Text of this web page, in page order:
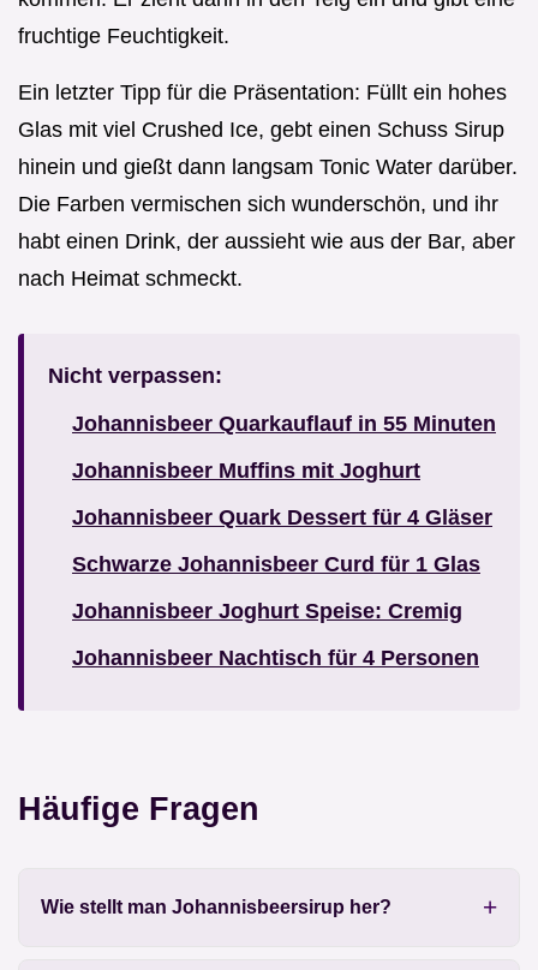
fruchtige Feuchtigkeit.
Ein letzter Tipp für die Präsentation: Füllt ein hohes
Glas mit viel Crushed Ice, gebt einen Schuss Sirup
hinein und gießt dann langsam Tonic Water darüber.
Die Farben vermischen sich wunderschön, und ihr
habt einen Drink, der aussieht wie aus der Bar, aber
nach Heimat schmeckt.
Nicht verpassen:
Johannisbeer Quarkauflauf in 55 Minuten
Johannisbeer Muffins mit Joghurt
Johannisbeer Quark Dessert für 4 Gläser
Schwarze Johannisbeer Curd für 1 Glas
Johannisbeer Joghurt Speise: Cremig
Johannisbeer Nachtisch für 4 Personen
Häufige Fragen
Wie stellt man Johannisbeersirup her?